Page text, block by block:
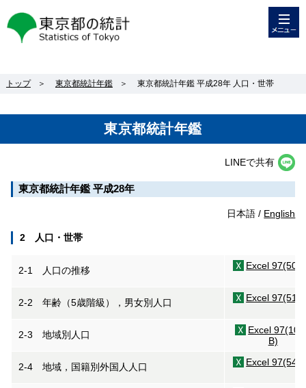
東京都の統計
トップ ＞ 東京都統計年鑑 ＞ 東京都統計年鑑 平成28年 人口・世帯
東京都統計年鑑
LINEで共有
東京都統計年鑑 平成28年
日本語 / English
2 人口・世帯
2-1 人口の推移 Excel
2-2 年齢（5歳階級），男女別人口 Excel
2-3 地域別人口
Excel
B)
2-4 地域，国籍別外国人人口 Excel